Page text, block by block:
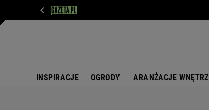
INSPIRACJE OGRODY ARANŻACJE WNĘTRZ